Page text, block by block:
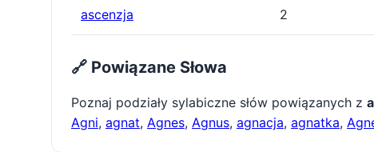
ascenzja 2
🔗 Powiązane Słowa
Poznaj podziały sylabiczne słów powiązanych z
Agni, agnat, Agnes, Agnus, agnacja, agnatka,